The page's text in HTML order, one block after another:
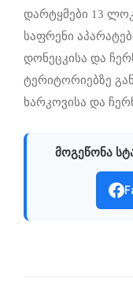
დარტყმები 13
საფრენი
დონეცკისა და
ტერიტორიებზე
ხარკოვისა და
მოგეწონა